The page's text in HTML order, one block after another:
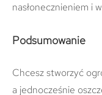
nasłonecznieniem i
Podsumowanie
Chcesz stworzyć
a jednocześnie